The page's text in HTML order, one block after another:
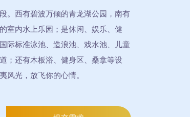
。西有碧波万倾的青龙湖公园，南有
室内水上乐园；是休闲、娱乐、健
际标准泳池、造浪池、戏水池、儿童
；还有木板浴、健身区、桑拿等设
风光，放飞你的心情。